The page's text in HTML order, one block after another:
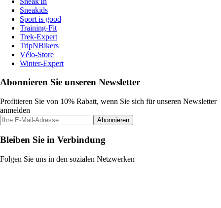
Sneakids
Sport is good
Training-Fit
Trek-Expert
TripNBikers
Vélo-Store
Winter-Expert
Abonnieren Sie unseren Newsletter
Profitieren Sie von 10% Rabatt, wenn Sie sich für unseren Newsletter
anmelden
Abonnieren
Bleiben Sie in Verbindung
Folgen Sie uns in den sozialen Netzwerken